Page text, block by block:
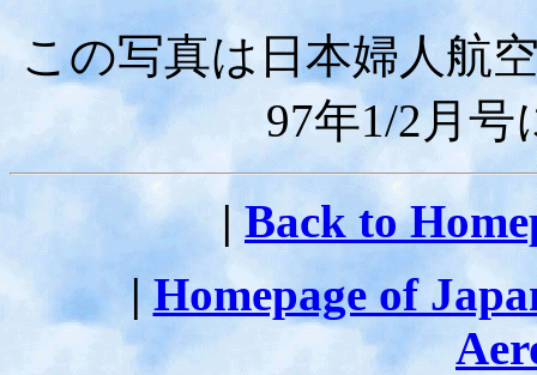
この写真は日本婦人航
97年1/2月
|Back to
|Homepage of